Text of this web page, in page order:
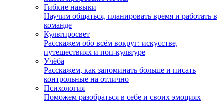
Гибкие навыки
Научим общаться, планировать время и работать в
команде
Культпросвет
Расскажем обо всём вокруг: искусстве,
путешествиях и поп-культуре
Учёба
Расскажем, как запоминать больше и писать
контрольные на отлично
Психология
Поможем разобраться в себе и своих эмоциях